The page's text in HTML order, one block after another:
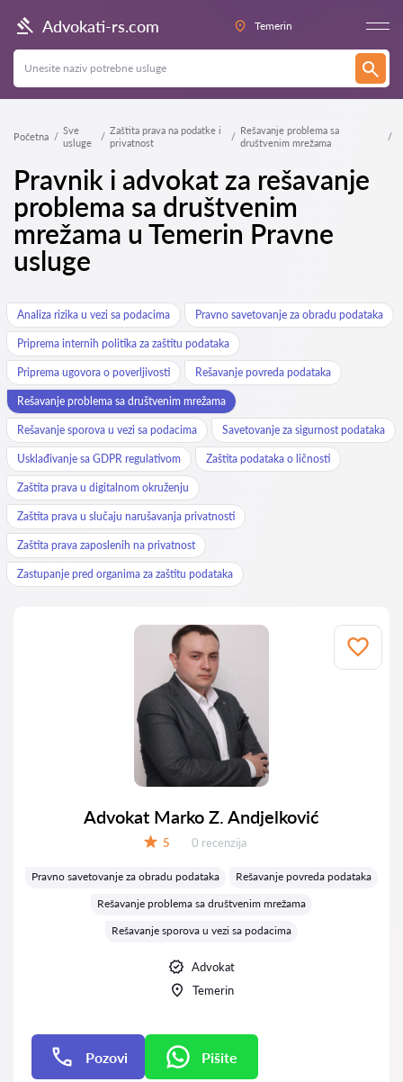
Advokati-rs.com Temerin
Početna
Sve
usluge
Zaštita prava na podatke i
privatnost
Rešavanje problema sa
društvenim mrežama
Pravnik i advokat za rešavanje
problema sa društvenim
mrežama u Temerin Pravne
usluge
Analiza rizika u vezi sa podacima Pravno savetovanje za obradu podataka
Priprema internih politika za zaštitu podataka
Priprema ugovora o poverljivosti Rešavanje povreda podataka
Rešavanje problema sa društvenim mrežama
Rešavanje sporova u vezi sa podacima Savetovanje za sigurnost podataka
Usklađivanje sa GDPR regulativom Zaštita podataka o ličnosti
Zaštita prava u digitalnom okruženju
Zaštita prava u slučaju narušavanja privatnosti
Zaštita prava zaposlenih na privatnost
Zastupanje pred organima za zaštitu podataka
Advokat Marko Z. Andjelković
5 Recenzija:
0 recenzija
Pravno savetovanje za obradu podataka
Rešavanje povreda podataka
Rešavanje problema sa društvenim mrežama
Rešavanje sporova u vezi sa podacima
Advokat
Temerin
Pozovi Pišite